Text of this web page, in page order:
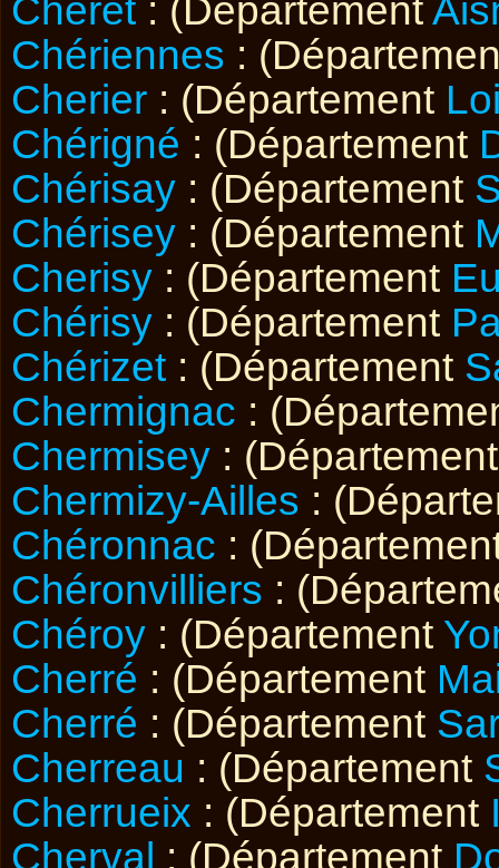
Chérêt : (Département
Chériennes :
Cherier : (Département
Chérigné : (Département
Chérisay : (Département
Chérisey : (Département
Cherisy : (Département
Chérisy : (Département
Chérizet : (Département
Chermignac :
Chermisey :
Chermizy-Ailles :
Chéronnac :
Chéronvilliers :
Chéroy : (Département
Cherré : (Département
Cherré : (Département
Cherreau : (Département
Cherrueix : (Département
Cherval : (Département